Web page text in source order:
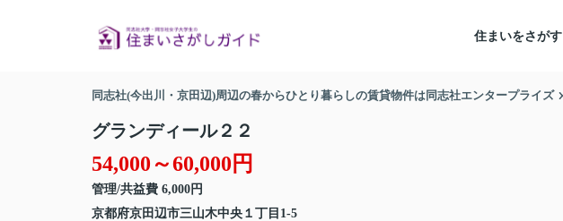
住まいをさがす
同志社(今出川・京田辺)周辺の春からひとり暮らしの賃貸物件は同志社エンタープライズ
グランディール２２
54,000～60,000円
管理/共益費 6,000円
京都府京田辺市三山木中央 １丁目1-5